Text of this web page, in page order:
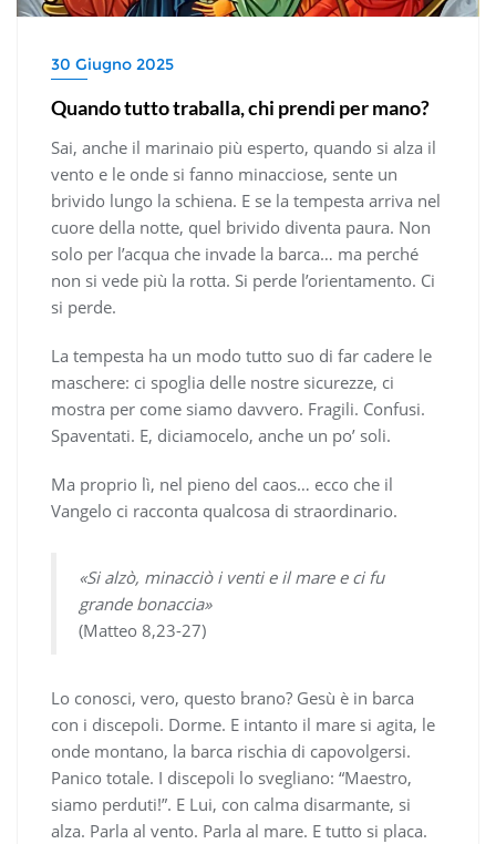
30 Giugno 2025
Quando tutto traballa, chi prendi per mano?
Sai, anche il marinaio più esperto, quando si alza il
vento e le onde si fanno minacciose, sente un
brivido lungo la schiena. E se la tempesta arriva nel
cuore della notte, quel brivido diventa paura. Non
solo per l’acqua che invade la barca… ma perché
non si vede più la rotta. Si perde l’orientamento. Ci
si perde.
La tempesta ha un modo tutto suo di far cadere le
maschere: ci spoglia delle nostre sicurezze, ci
mostra per come siamo davvero. Fragili. Confusi.
Spaventati. E, diciamocelo, anche un po’ soli.
Ma proprio lì, nel pieno del caos… ecco che il
Vangelo ci racconta qualcosa di straordinario.
«Si alzò, minacciò i venti e il mare e ci fu
grande bonaccia»
(Matteo 8,23-27)
Lo conosci, vero, questo brano? Gesù è in barca
con i discepoli. Dorme. E intanto il mare si agita, le
onde montano, la barca rischia di capovolgersi.
Panico totale. I discepoli lo svegliano: “Maestro,
siamo perduti!”. E Lui, con calma disarmante, si
alza. Parla al vento. Parla al mare. E tutto si placa.